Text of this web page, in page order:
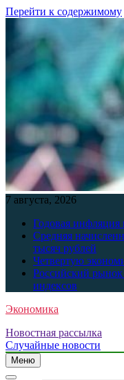
Перейти к содержимому
7 августа, 2026
Годовая инфляция
Средняя
тысяч рублей
Четвертую
Российский
индексов
Экономика
Новостная рассылка
Случайные новости
Меню